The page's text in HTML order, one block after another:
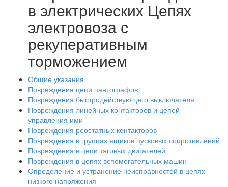
в электрических Цепях
электровоза с
рекуперативным
торможением
Общие указания
Повреждения цепи пантографов
Повреждения быстродействующего выключателя
Повреждения линейных контакторов и цепей
управления ими
Повреждения реостатных контакторов
Повреждения в группах ящиков пусковых сопротивлений
Повреждения в цепи тяговых двигателей
Повреждения в цепях вспомогательных машин
Определение и устранение неисправностей в цепях
низкого напряжения